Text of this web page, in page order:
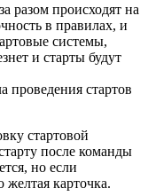
разом происходят на
в правилах, и
системы,
и старты будут
проведения стартов
стартовой
после команды
но если
карточка.